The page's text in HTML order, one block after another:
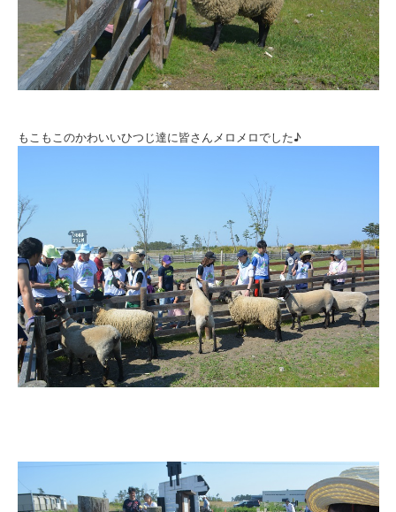
もこもこのかわいいひつじ達に皆さんメロメロでした♪